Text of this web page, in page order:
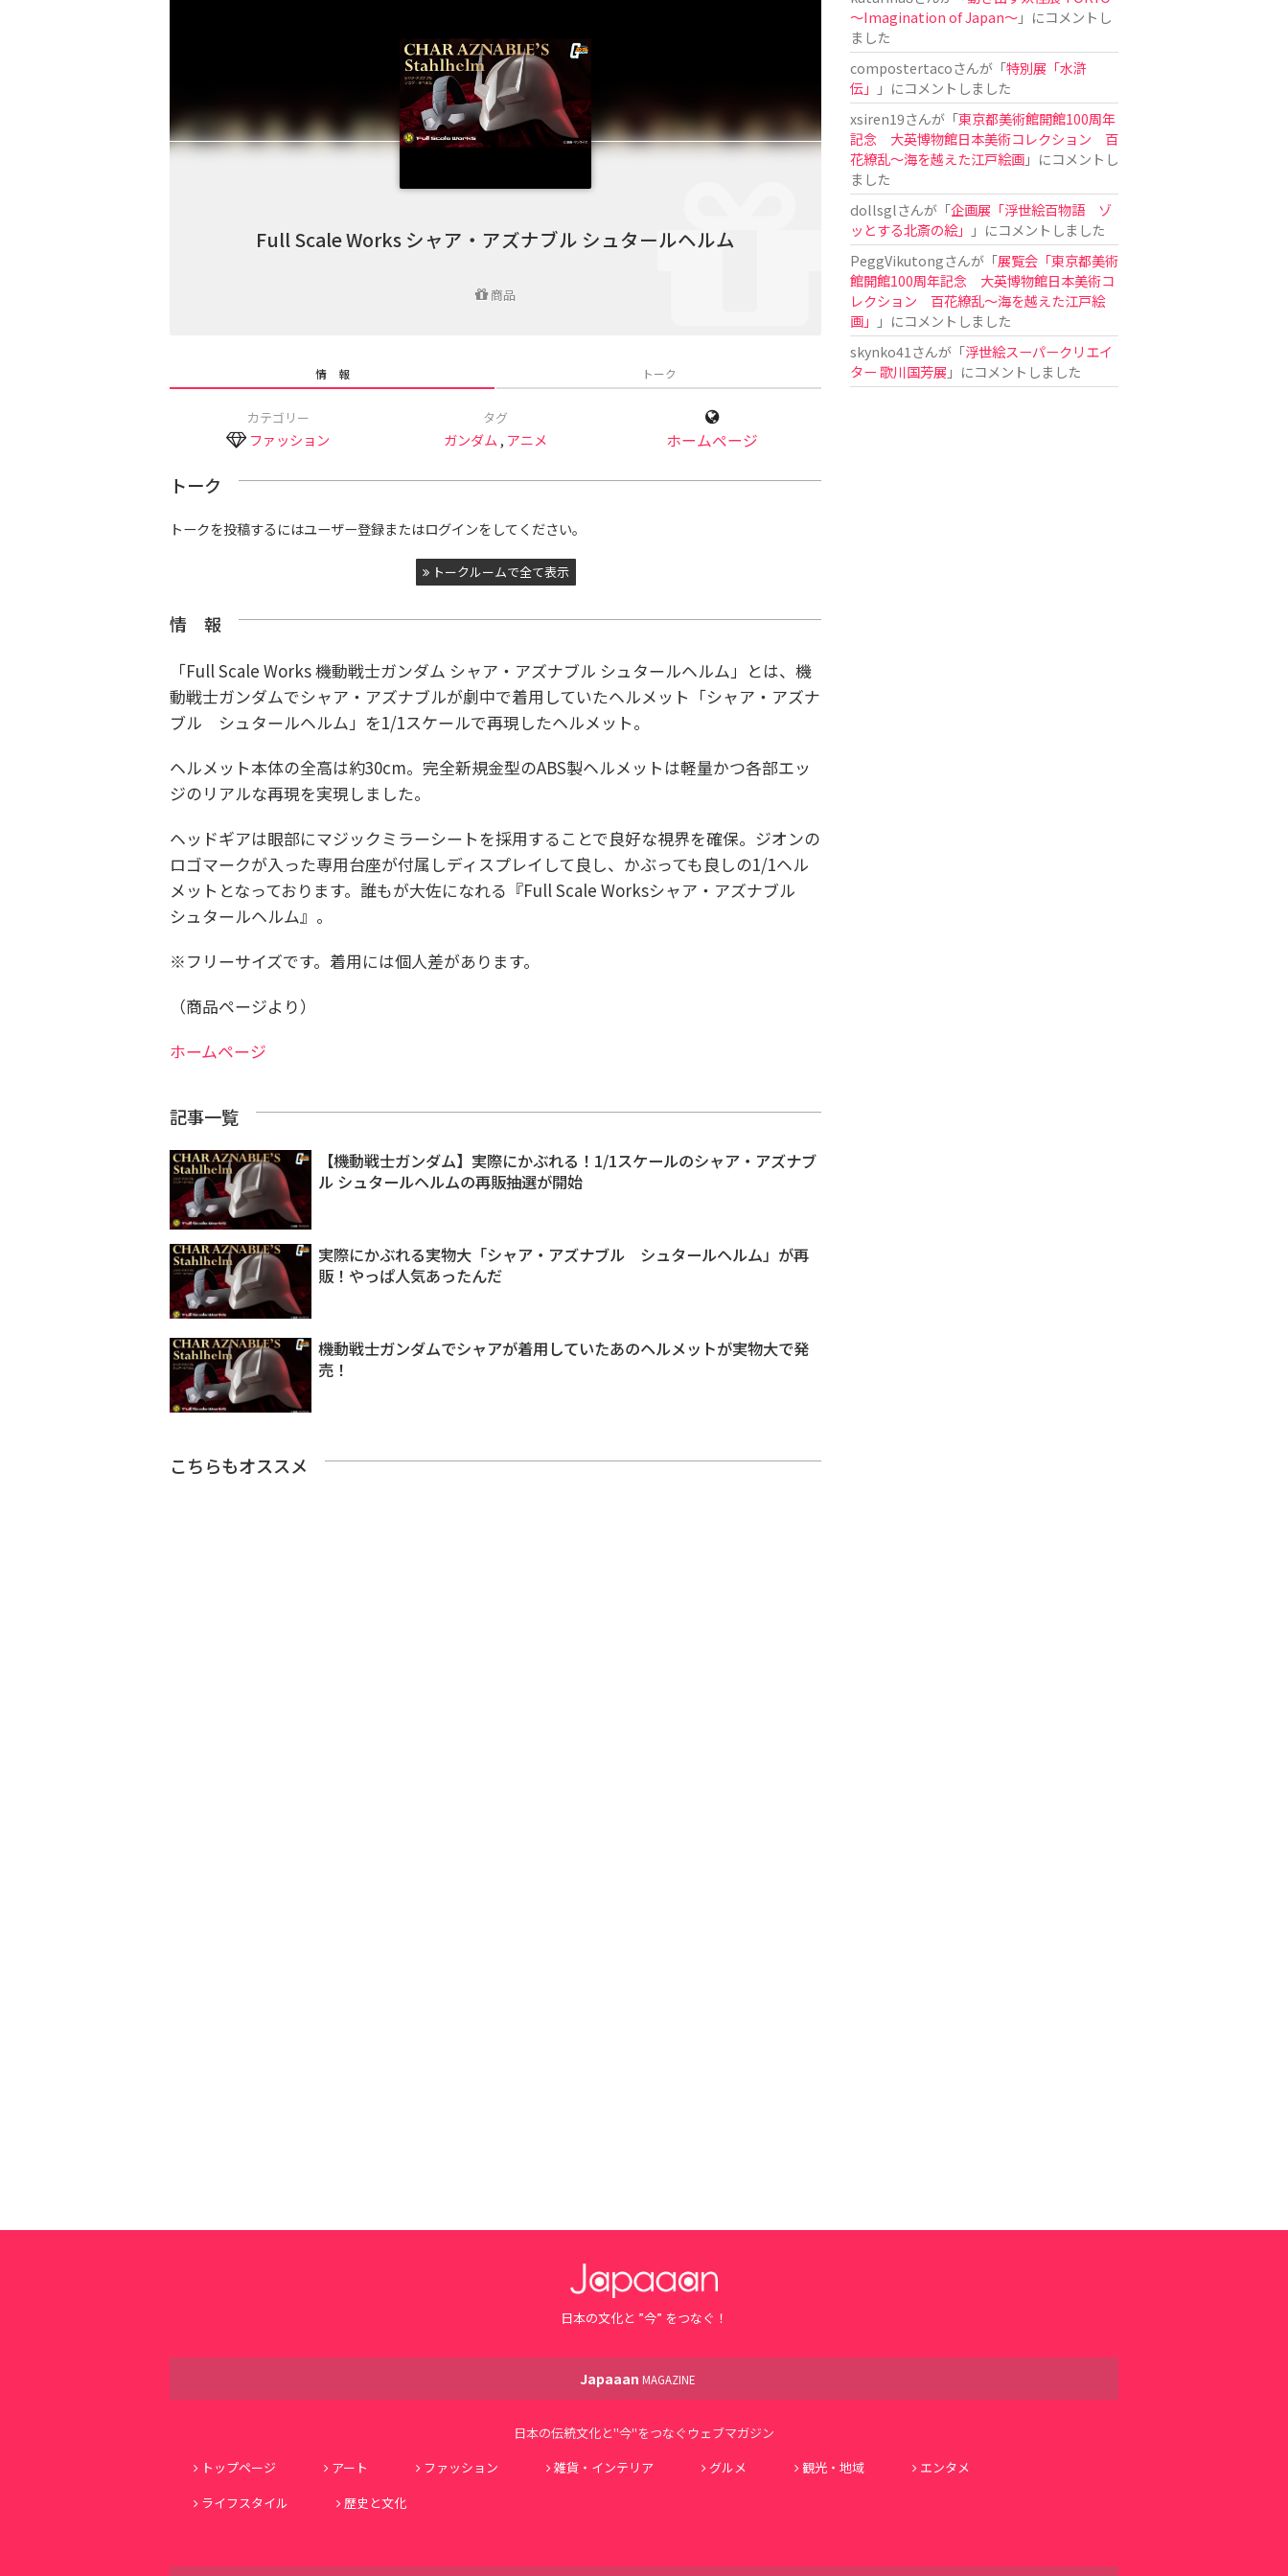
Full Scale Works シャア・アズナブル シュタールヘルム
商品
情 報 トーク
カテゴリー
ファッション
タグ
ガンダム , アニメ ホームページ
トーク
トークを投稿するにはユーザー登録またはログインをしてください。
トークルームで全て表示
情 報
「Full Scale Works 機動戦士ガンダム シャア・アズナブル シュタールヘルム」とは、機
動戦士ガンダムでシャア・アズナブルが劇中で着用していたヘルメット「シャア・アズナ
ブル シュタールヘルム」を1/1スケールで再現したヘルメット。
ヘルメット本体の全高は約30cm。完全新規金型のABS製ヘルメットは軽量かつ各部エッ
ジのリアルな再現を実現しました。
ヘッドギアは眼部にマジックミラーシートを採用することで良好な視界を確保。ジオンの
ロゴマークが入った専用台座が付属しディスプレイして良し、かぶっても良しの1/1ヘル
メットとなっております。誰もが大佐になれる『Full Scale Worksシャア・アズナブル
シュタールヘルム』。
※フリーサイズです。着用には個人差があります。
（商品ページより）
ホームページ
記事一覧
【機動戦士ガンダム】実際にかぶれる！1/1スケールのシャア・アズナブ
ル シュタールヘルムの再販抽選が開始
実際にかぶれる実物大「シャア・アズナブル シュタールヘルム」が再
販！やっぱ人気あったんだ
機動戦士ガンダムでシャアが着用していたあのヘルメットが実物大で発
売！
こちらもオススメ
〜Imagination of Japan〜」にコメントし
ました
compostertacoさんが「特別展「水滸
伝」
」にコメントしました
xsiren19さんが「東京都美術館開館100周年
記念 大英博物館日本美術コレクション 百
花繚乱～海を越えた江戸絵画」にコメントし
ました
dollsglさんが「企画展「浮世絵百物語 ゾ
ッとする北斎の絵」
」にコメントしました
PeggVikutongさんが「展覧会「東京都美術
館開館100周年記念 大英博物館日本美術コ
レクション 百花繚乱〜海を越えた江戸絵
画」
」にコメントしました
skynko41 さんが「浮世絵スーパークリエイ
ター 歌川国芳展 」にコメントしました
日本の文化と ”今” をつなぐ！
Japaaan MAGAZINE
日本の伝統文化と"今"をつなぐウェブマガジン
トップページ
アート ファッション 雑貨・インテリア グルメ 観光・地域
エンタメ
ライフスタイル
歴史と文化